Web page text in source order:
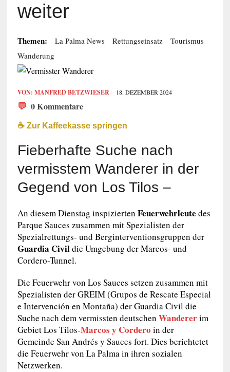
weiter
Themen: La Palma News Rettungseinsatz
Tourismus
Wanderung
VON: MANFRED BETZWIESER 18. DEZEMBER 2024
💬 0 Kommentare
☕️ Zur Kaffeekasse springen
Fieberhafte Suche nach
vermisstem Wanderer in der
Gegend von Los Tilos –
An diesem Dienstag inspizierten Feuerwehrleute des
Parque Sauces zusammen mit Spezialisten der
Spezialrettungs- und Berginterventionsgruppen der
Guardia Civildie Umgebung der Marcos- und
Cordero-Tunnel.
Die Feuerwehr von Los Sauces setzen zusammen mit
Spezialisten der GREIM (Grupos de Rescate Especial
e Intervención en Montaña) der Guardia Civil die
Suche nach dem vermissten deutschen Wandererim
Gebiet Los Tilos-Marcos y Cordero in der
Gemeinde San Andrés y Sauces fort. Dies berichtetet
die Feuerwehr von La Palma in ihren sozialen
Netzwerken.